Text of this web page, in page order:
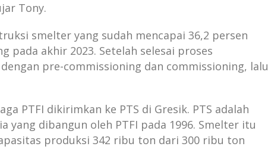
Tony.
smelter yang sudah mencapai 36,2 persen
pada akhir 2023. Setelah selesai proses
pre-commissioning dan commissioning, lalu
PTFI dikirimkan ke PTS di Gresik. PTS adalah
dibangun oleh PTFI pada 1996. Smelter itu
produksi 342 ribu ton dari 300 ribu ton